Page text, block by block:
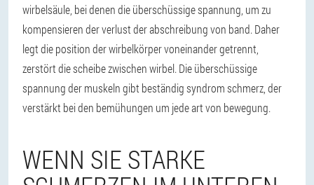
wirbelsäule, bei denen die überschüssige spannung, um zu
kompensieren der verlust der abschreibung von band. Daher
legt die position der wirbelkörper voneinander getrennt,
zerstört die scheibe zwischen wirbel. Die überschüssige
spannung der muskeln gibt beständig syndrom schmerz, der
verstärkt bei den bemühungen um jede art von bewegung.
WENN SIE STARKE